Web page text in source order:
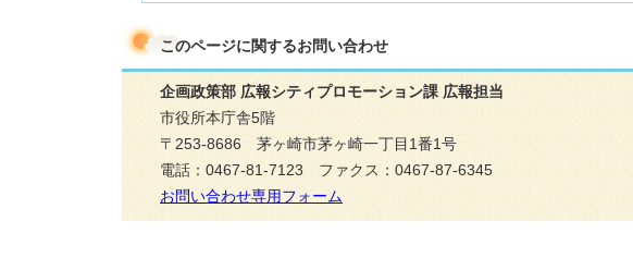
このページに関するお問い合わせ
企画政策部 広報シティプロモーション課 広報担当
市役所本庁舎5階
〒253-8686 茅ヶ崎市茅ヶ崎一丁目1番1号
電話：0467-81-7123 ファクス：0467-87-6345
お問い合わせ専用フォーム